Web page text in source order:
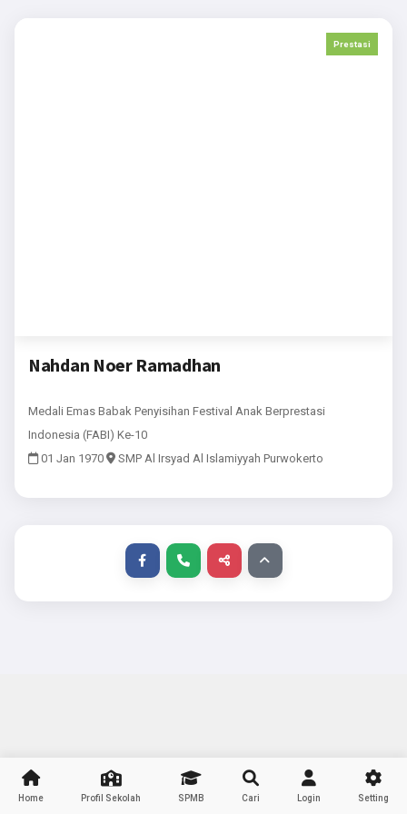
Home Profil Sekolah SPMB Cari Login Setting
Prestasi
Nahdan Noer Ramadhan
Medali Emas Babak Penyisihan Festival Anak Berprestasi
Indonesia (FABI) Ke-10
01 Jan 1970
SMP Al Irsyad Al Islamiyyah Purwokerto